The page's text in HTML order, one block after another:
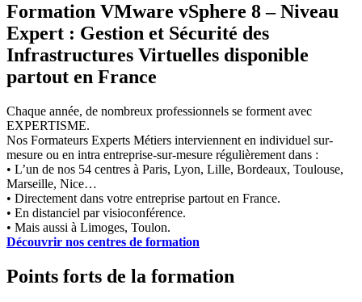
Formation VMware vSphere 8 – Niveau
Expert : Gestion et Sécurité des
Infrastructures Virtuelles disponible
partout en France
Chaque année, de nombreux professionnels se forment avec
EXPERTISME.
Nos Formateurs Experts Métiers interviennent en individuel sur-
mesure ou en intra entreprise-sur-mesure régulièrement dans :
• L’un de nos 54 centres à Paris, Lyon, Lille, Bordeaux, Toulouse,
Marseille, Nice…
• Directement dans votre entreprise partout en France.
• En distanciel par visioconférence.
• Mais aussi à Limoges, Toulon.
Découvrir nos centres de formation
Points forts de la formation